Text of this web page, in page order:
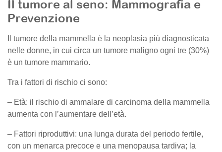
Il tumore al seno: Mammografia e
Prevenzione
Il tumore della mammella è la neoplasia più diagnosticata
nelle donne, in cui circa un tumore maligno ogni tre (30%)
è un tumore mammario.
Tra i fattori di rischio ci sono:
– Età: il rischio di ammalare di carcinoma della mammella
aumenta con l’aumentare dell’età.
– Fattori riproduttivi: una lunga durata del periodo fertile,
con un menarca precoce e una menopausa tardiva; la